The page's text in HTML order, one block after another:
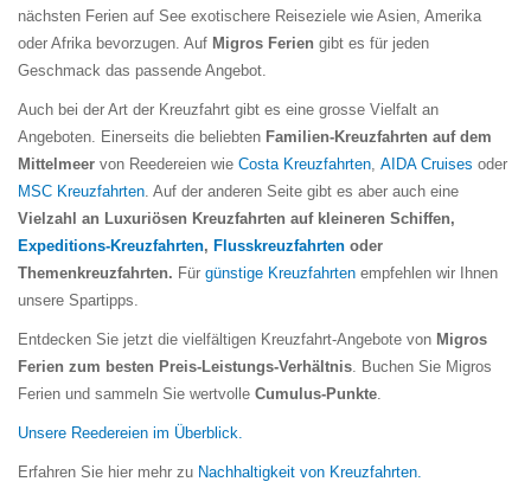
nächsten Ferien auf See exotischere Reiseziele wie Asien, Amerika
oder Afrika bevorzugen. Auf Migros Ferien gibt es für jeden
Geschmack das passende Angebot.
Auch bei der Art der Kreuzfahrt gibt es eine grosse Vielfalt an
Angeboten. Einerseits die beliebten Familien-Kreuzfahrten auf dem
Mittelmeer von Reedereien wie Costa Kreuzfahrten, AIDA Cruises oder
MSC Kreuzfahrten. Auf der anderen Seite gibt es aber auch eine
Vielzahl an Luxuriösen Kreuzfahrten auf kleineren Schiffen,
Expeditions-Kreuzfahrten, Flusskreuzfahrten oder
Themenkreuzfahrten. Für günstige Kreuzfahrten empfehlen wir Ihnen
unsere Spartipps.
Entdecken Sie jetzt die vielfältigen Kreuzfahrt-Angebote von Migros
Ferien zum besten Preis-Leistungs-Verhältnis. Buchen Sie Migros
Ferien und sammeln Sie wertvolle Cumulus-Punkte.
Unsere Reedereien im Überblick.
Erfahren Sie hier mehr zu Nachhaltigkeit von Kreuzfahrten.